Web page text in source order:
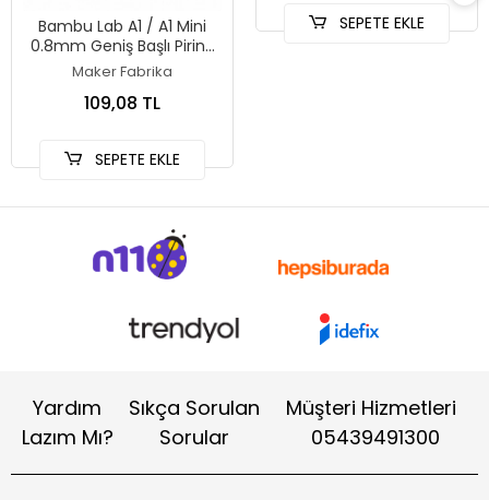
Bambu Lab A1 / A1 Mini
0.8mm Geniş Başlı Pirinç
Nozzle
Maker Fabrika
109,08 TL
SEPETE EKLE
SEPETE EKLE
Yardım
Lazım Mı?
Sıkça Sorulan
Sorular
Müşteri Hizmetleri
05439491300